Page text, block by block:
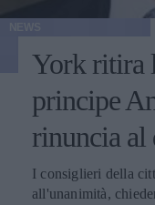
York ritira
principe
rinuncia al
I consiglieri della
all'unanimità,